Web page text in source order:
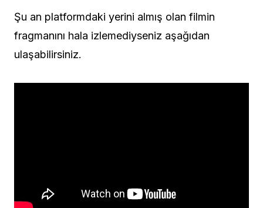
Şu an platformdaki yerini almış olan filmin
fragmanını hala izlemediyseniz aşağıdan
ulaşabilirsiniz.